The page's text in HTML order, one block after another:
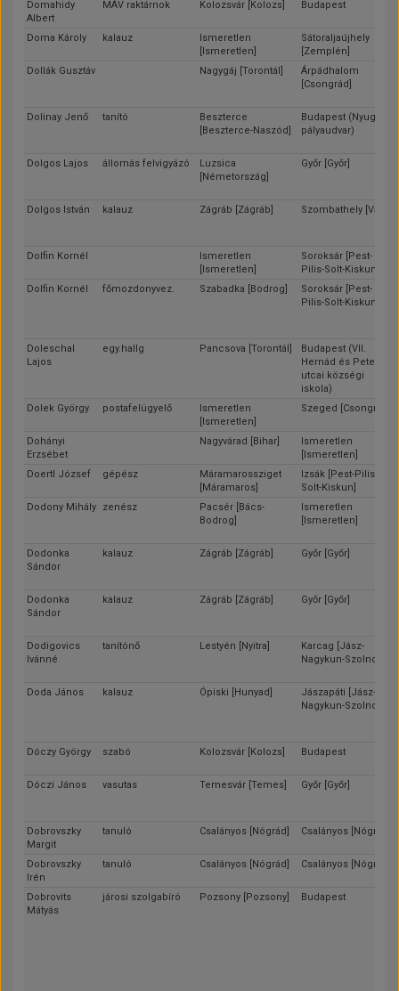
Domahidy
Albert
MÁV raktárnok Kolozsvár [Kolozs] Budapest
Doma Károly kalauz
Ismeretlen
[Ismeretlen]
Sátoraljaújhely
[Zemplén]
Dollák Gusztáv Nagygáj [Torontál]
Árpádhalom
[Csongrád]
Dolinay Jenő tanító
Beszterce
[Beszterce-Naszód]
Budapest (Nyugati
pályaudvar)
Dolgos Lajos állomás felvigyázó
Luzsica
[Németország]
Győr [Győr]
Dolgos István kalauz Zágráb [Zágráb] Szombathely [Vas]
Dolfin Kornél
Ismeretlen
[Ismeretlen]
Soroksár [Pest-
Pilis-Solt-Kiskun]
Dolfin Kornél
főmozdonyvez. Szabadka [Bodrog]
Soroksár [Pest-
Pilis-Solt-Kiskun]
Doleschal
Lajos
egy.hallg Pancsova [Torontál]
Budapest (VII.
Hernád és Peterdi
utcai községi
iskola)
Dolek György postafelügyelő
Ismeretlen
[Ismeretlen]
Szeged [Csongrád]
Dohányi
Erzsébet
Nagyvárad [Bihar]
Ismeretlen
[Ismeretlen]
Doertl József gépész
Máramarossziget
[Máramaros]
Izsák [Pest-Pilis-
Solt-Kiskun]
Dodony Mihály zenész
Pacsér [Bács-
Bodrog]
Ismeretlen
[Ismeretlen]
Dodonka
Sándor
kalauz Zágráb [Zágráb] Győr [Győr]
Dodonka
Sándor
kalauz Zágráb [Zágráb] Győr [Győr]
Dodigovics
Ivánné
tanítónő Lestyén [Nyitra]
Karcag [Jász-
Nagykun-Szolnok]
Doda János kalauz Ópiski [Hunyad]
Jászapáti [Jász-
Nagykun-Szolnok]
Dóczy György szabó Kolozsvár [Kolozs] Budapest
Dóczi János vasutas Temesvár [Temes] Győr [Győr]
Dobrovszky
Margit
tanuló Csalányos [Nógrád] Csalányos [Nógrád]
Dobrovszky
Irén
tanuló Csalányos [Nógrád] Csalányos [Nógrád]
Dobrovits
Mátyás
járosi szolgabíró Pozsony [Pozsony] Budapest